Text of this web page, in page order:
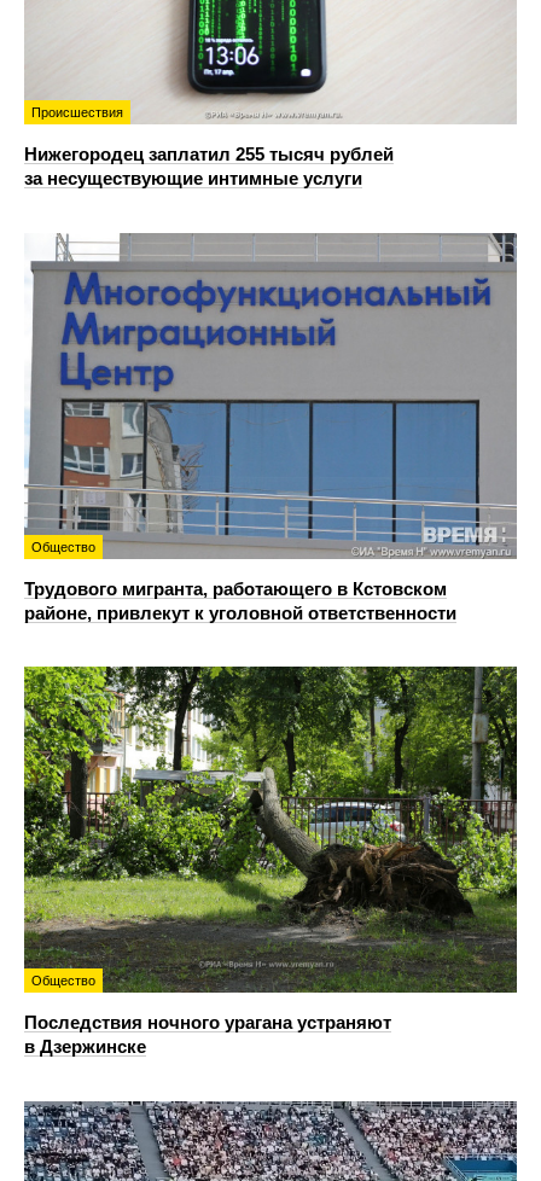
Происшествия
Нижегородец заплатил 255 тысяч рублей
за несуществующие интимные услуги
Общество
Трудового мигранта, работающего в Кстовском
районе, привлекут к уголовной ответственности
Общество
Последствия ночного урагана устраняют
в Дзержинске